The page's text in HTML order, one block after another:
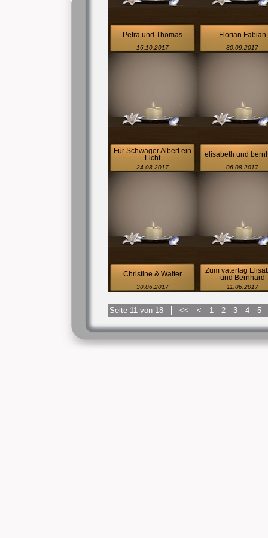
Petra und Thomas
16.10.2017
Florian Fabian
30.09.2017
Für Schwager Albert ein
Licht
24.08.2017
elisabeth und
06.08.2017
Christine & Walter
30.06.2017
Zum vatertag
und Bernhard
11.06.2017
Seite 11 von 18 << < 1 2 3 4 5